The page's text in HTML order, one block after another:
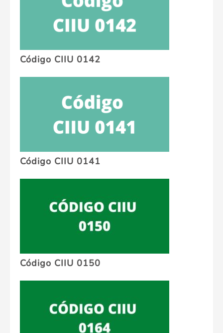
Código CIIU 0142
Código CIIU 0141
Código CIIU 0150